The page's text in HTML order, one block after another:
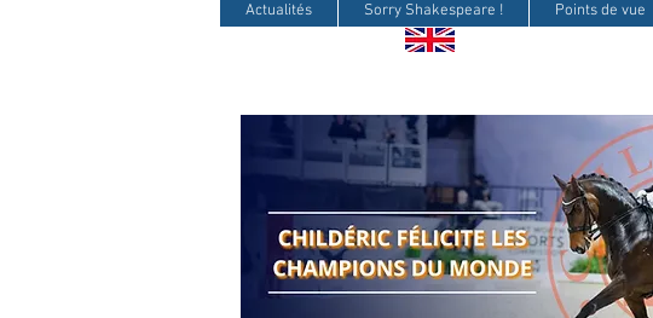
Actualités Sorry Shakespeare ! Points de vue